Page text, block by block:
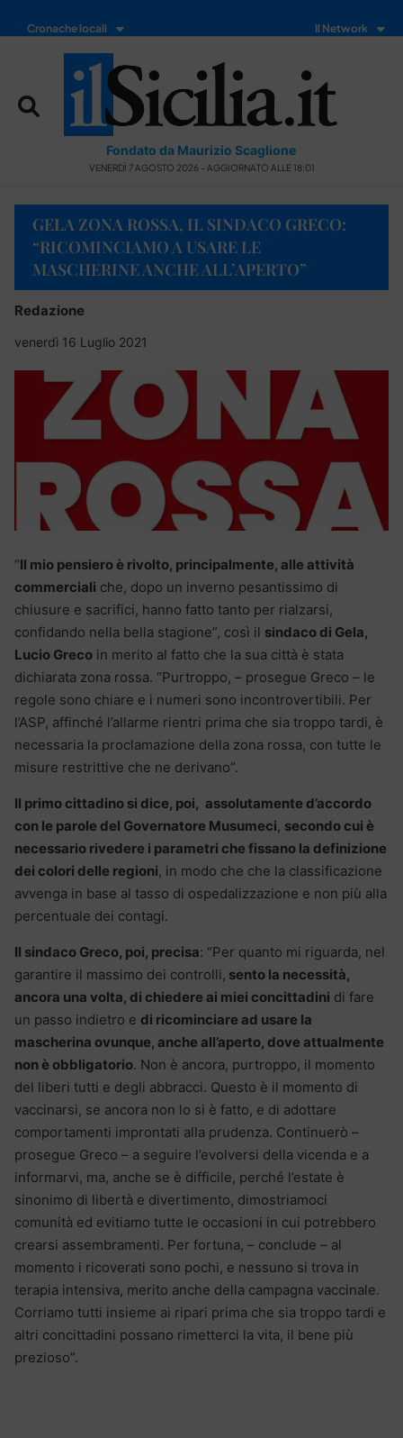
Cronache locali Il Network
Fondato da Maurizio Scaglione
VENERDÌ 7 AGOSTO 2026 - AGGIORNATO ALLE 18:01
GELA ZONA ROSSA, IL SINDACO GRECO:
“RICOMINCIAMO A USARE LE
MASCHERINE ANCHE ALL’APERTO”
Redazione
venerdì 16 Luglio 2021
“Il mio pensiero è rivolto, principalmente, alle attività
commerciali che, dopo un inverno pesantissimo di
chiusure e sacrifici, hanno fatto tanto per rialzarsi,
confidando nella bella stagione”, così il sindaco di Gela,
Lucio Greco in merito al fatto che la sua città è stata
dichiarata zona rossa. “Purtroppo, – prosegue Greco – le
regole sono chiare e i numeri sono incontrovertibili. Per
l’ASP, affinché l’allarme rientri prima che sia troppo tardi, è
necessaria la proclamazione della zona rossa, con tutte le
misure restrittive che ne derivano”.
Il primo cittadino si dice, poi, assolutamente d’accordo
con le parole del Governatore Musumeci, secondo cui è
necessario rivedere i parametri che fissano la definizione
dei colori delle regioni, in modo che che la classificazione
avvenga in base al tasso di ospedalizzazione e non più alla
percentuale dei contagi.
Il sindaco Greco, poi, precisa: “Per quanto mi riguarda, nel
garantire il massimo dei controlli, sento la necessità,
ancora una volta, di chiedere ai miei concittadini di fare
un passo indietro e di ricominciare ad usare la
mascherina ovunque, anche all’aperto, dove attualmente
non è obbligatorio. Non è ancora, purtroppo, il momento
del liberi tutti e degli abbracci. Questo è il momento di
vaccinarsi, se ancora non lo si è fatto, e di adottare
comportamenti improntati alla prudenza. Continuerò –
prosegue Greco – a seguire l’evolversi della vicenda e a
informarvi, ma, anche se è difficile, perché l’estate è
sinonimo di libertà e divertimento, dimostriamoci
comunità ed evitiamo tutte le occasioni in cui potrebbero
crearsi assembramenti. Per fortuna, – conclude – al
momento i ricoverati sono pochi, e nessuno si trova in
terapia intensiva, merito anche della campagna vaccinale.
Corriamo tutti insieme ai ripari prima che sia troppo tardi e
altri concittadini possano rimetterci la vita, il bene più
prezioso”.